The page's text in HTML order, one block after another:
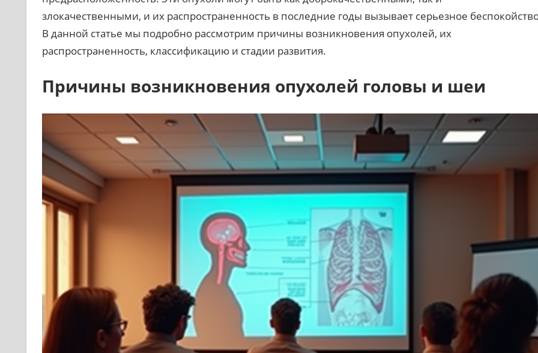
злокачественными, и их распространенность в последние годы вызывает серьезное
В данной статье мы подробно рассмотрим причины возникновения опухолей, их
распространенность, классификацию и стадии развития.
Причины возникновения опухолей головы и шеи